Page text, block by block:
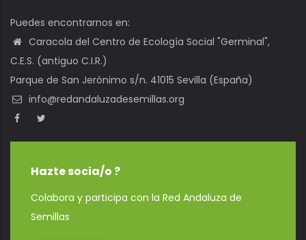
Puedes encontrarnos en:
Caracola del Centro de Ecología Social "Germinal",
C.E.S. (antiguo C.I.R.)
Parque de San Jerónimo s/n. 41015 Sevilla (España)
info@redandaluzadesemillas.org
Hazte socia/o ?
Colabora y participa con la Red Andaluza de
Semillas